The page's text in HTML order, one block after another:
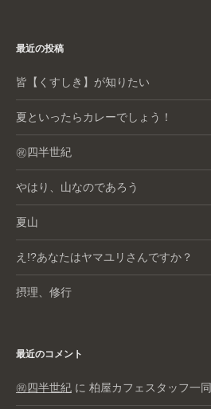
最近の投稿
皆【くすしき】が知りたい
夏といったらカレーでしょう！
㊗️四半世紀
やはり、山なのであろう
夏山
え!?あなたはヤマユリさんですか？
摂理、修行
最近のコメント
㊗️四半世紀 に 柏屋カフェスタッフ一同